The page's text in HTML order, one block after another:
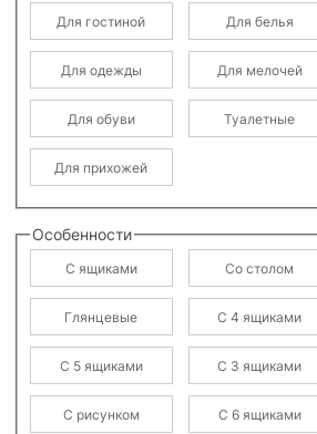
Для гостиной Для белья
Для одежды Для мелочей
Для обуви Туалетные
Для прихожей
Особенности
С ящиками Со столом
Глянцевые С 4 ящиками
С 5 ящиками С 3 ящиками
С рисунком С 6 ящиками